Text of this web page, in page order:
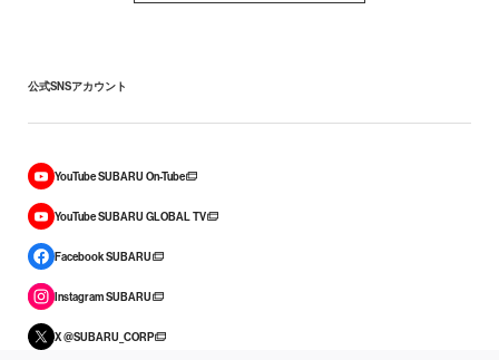
公式SNSアカウント
YouTube SUBARU On-Tube
YouTube SUBARU GLOBAL TV
Facebook SUBARU
Instagram SUBARU
X @SUBARU_CORP